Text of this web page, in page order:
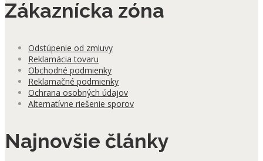
Zákaznícka zóna
Odstúpenie od zmluvy
Reklamácia tovaru
Obchodné podmienky
Reklamačné podmienky
Ochrana osobných údajov
Alternatívne riešenie sporov
Najnovšie články